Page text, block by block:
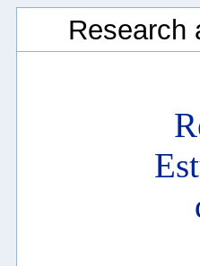
Research